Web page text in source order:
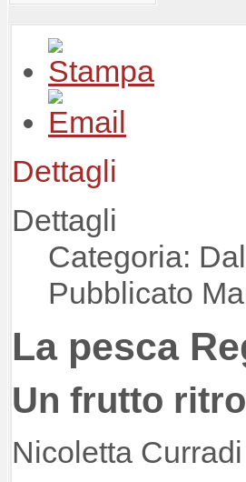
Dettagli
Dettagli
Categoria:
Pubblicato
La pesca
Un frutto
Nicoletta Curradi